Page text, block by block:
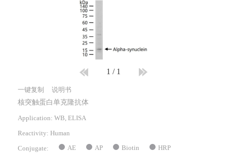
1 / 1
一键复制 说明书
核突触蛋白单克隆抗体
Application: WB, ELISA
Reactivity: Human
Conjugate: AE AP Biotin HRP